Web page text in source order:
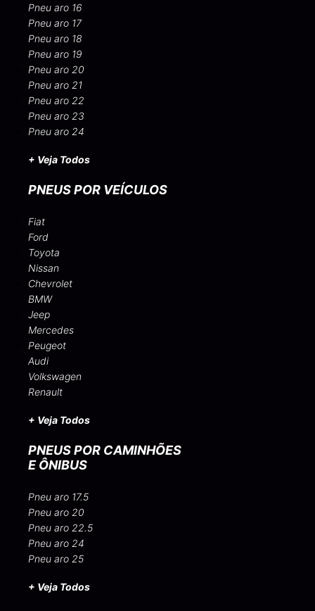
Pneu aro 16
Pneu aro 17
Pneu aro 18
Pneu aro 19
Pneu aro 20
Pneu aro 21
Pneu aro 22
Pneu aro 23
Pneu aro 24
+ Veja Todos
PNEUS POR VEÍCULOS
Fiat
Ford
Toyota
Nissan
Chevrolet
BMW
Jeep
Mercedes
Peugeot
Audi
Volkswagen
Renault
+ Veja Todos
PNEUS POR CAMINHÕES
E ÔNIBUS
Pneu aro 17.5
Pneu aro 20
Pneu aro 22.5
Pneu aro 24
Pneu aro 25
+ Veja Todos